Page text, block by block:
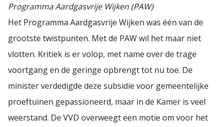
Programma Aardgasvrije Wijken (PAW)
Het Programma Aardgasvrije Wijken was één van de
grootste twistpunten. Met de PAW wil het maar niet
vlotten. Kritiek is er volop, met name over de trage
voortgang en de geringe opbrengt tot nu toe. De
minister verdedigde deze subsidie voor gemeentelijke
proeftuinen gepassioneerd, maar in de Kamer is veel
weerstand. De VVD overweegt een motie om voor het